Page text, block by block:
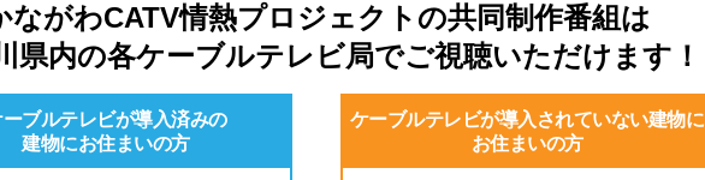
ながわCATV情熱プロジェクトの共同制作番組は
県内の各ケーブルテレビ局でご視聴いただけます！
ブルテレビが導入済みの
建物にお住まいの方
ケーブルテレビが導入されていない建物に
お住まいの方